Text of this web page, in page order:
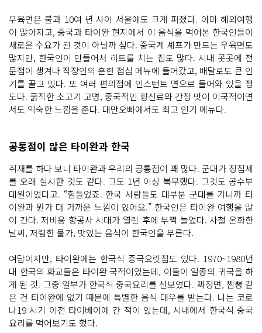
우육면은 불과 10여 년 사이 서울에도 크게 퍼졌다. 아마 해외여행
이 많아지고, 중국과 타이완 현지에서 이 음식을 먹어본 한국인들이
새로운 수요가 된 것이 아닐까 싶다. 중국계 셰프가 만드는 우육면도
많지만, 한국인이 만들어서 히트를 치는 집도 많다. 시내 곳곳에 전
문점이 생겨나 직장인의 흔한 점심 메뉴에 들어갔고, 배달로도 큰 인
기를 끌고 있다. 또 여러 편의점에 인스턴트 면으로 들어와 있을 정
도다. 굵직한 소고기 고명, 중국적인 향신료와 간장 맛이 이국적이면
서도 익숙한 느낌을 준다. 대만오빠에서도 최고 인기 메뉴다.
공통점이 많은 타이완과 한국
취재를 하다 보니 타이완과 우리의 공통점이 꽤 많다. 군대가 징집제
를 오래 실시한 것도 같다. 그도 1년 이상 복무했다. 그것도 공수부
대원이었다고. “힘들었죠. 한국 사람들도 대부분 군대를 가니까 타
이완과 뭔가 더 가까운 느낌이 있어요.” 한국인은 타이완 여행을 많
이 간다. 저비용 항공사 시대가 열린 후에 부쩍 늘었다. 사철 온화한
날씨, 저렴한 물가, 맛있는 음식이 한국인을 부른다.
여담이지만, 타이완에는 한국식 중국요릿집도 있다. 1970~1980년
대 한국의 화교들은 타이완 국적이었는데, 이들이 일종의 귀국을 하
게 된 것. 그중 일부가 한국식 중국요리를 선보였다. 짜장면, 짬뽕 같
은 건 타이완에 없기 때문에 특별한 음식 대우를 받는다. 나는 코로
나19 시기 이전 타이베이에 간 적이 있는데, 시내에서 한국식 중국
요리를 먹어보기도 했다.